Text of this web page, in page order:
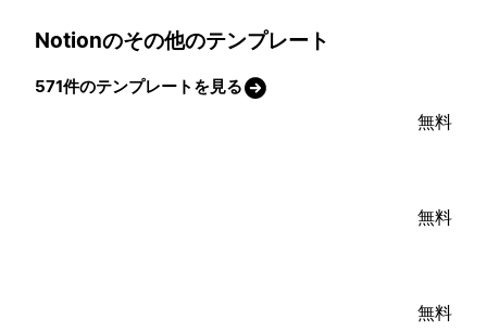
Notionのその他のテンプレート
571件のテンプレートを見る
無料
無料
無料